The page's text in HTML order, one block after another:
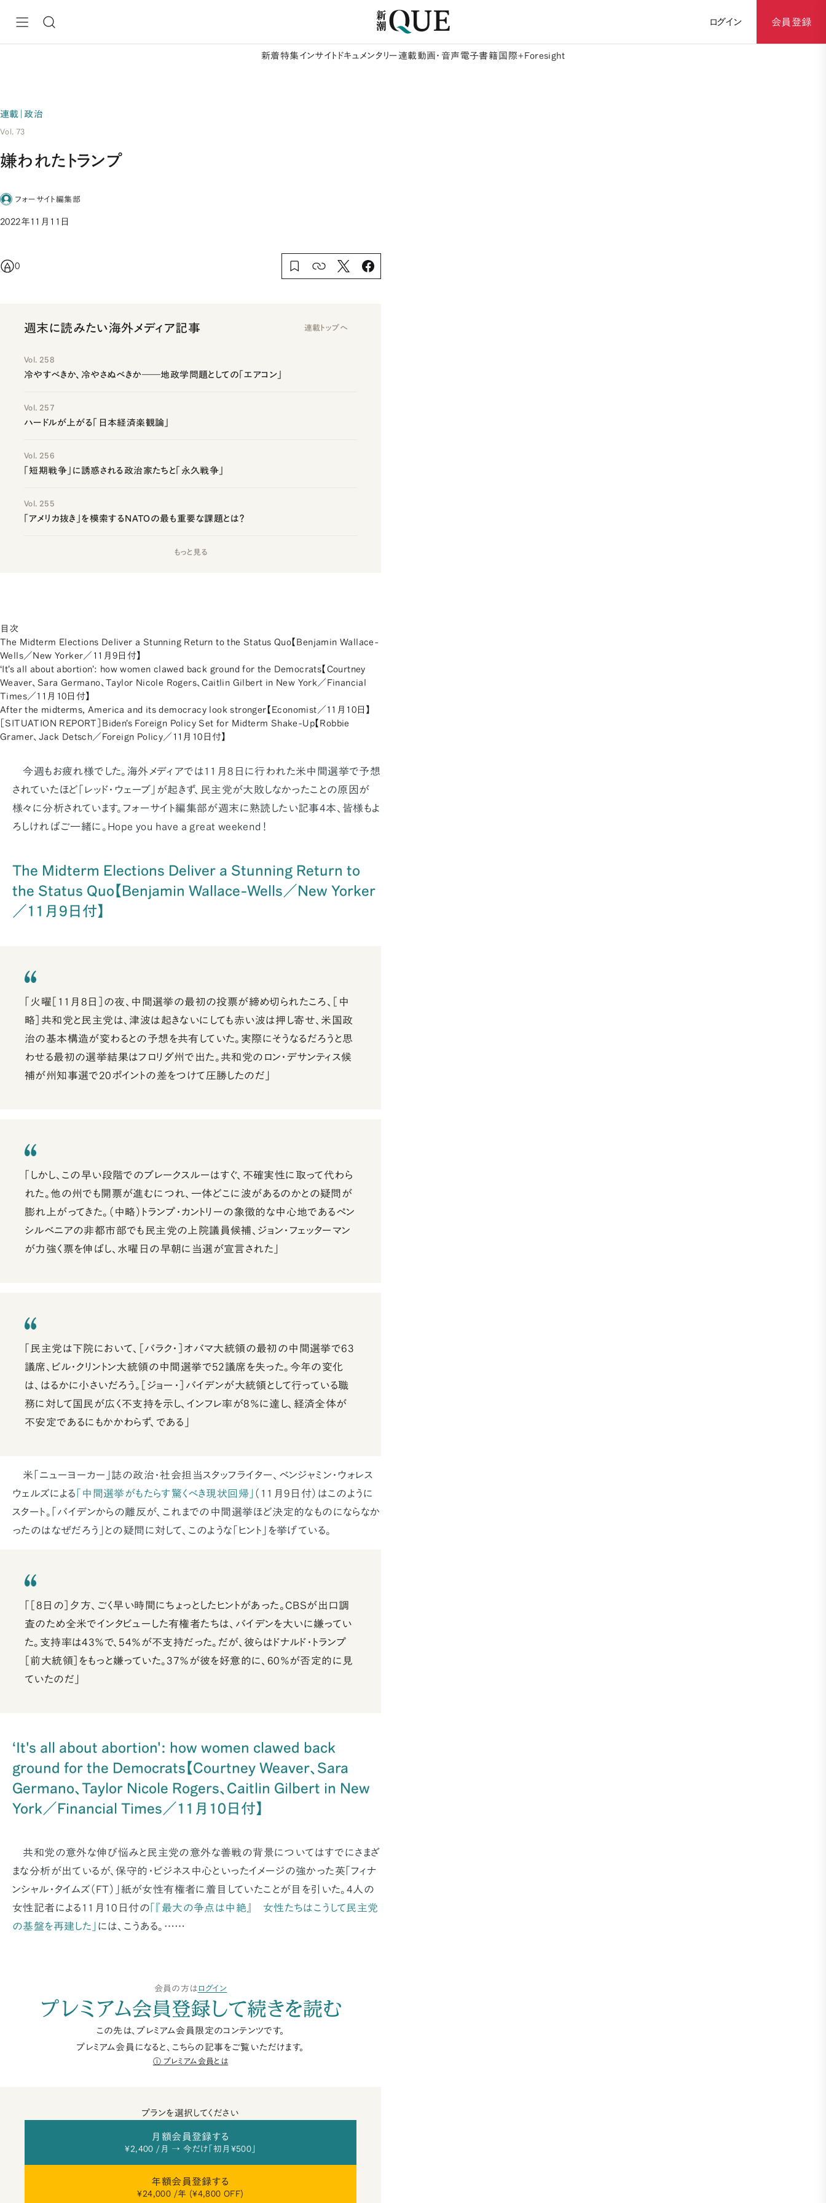
ログイン 会員登録
新着特集 インサイト ドキュメンタリー 連載動画・音声 電子書籍 国際+Foresight
連載｜政治
Vol. 73
嫌われたトランプ
フォーサイト編集部
2022年11月11日
0
週末に読みたい海外メディア記事 連載トップへ
Vol. 258
冷やすべきか、冷やさぬべきか――地政学問題としての「エアコン」
Vol. 257
ハードルが上がる「日本経済楽観論」
Vol. 256
「短期戦争」に誘惑される政治家たちと「永久戦争」
Vol. 255
「アメリカ抜き」を模索するNATOの最も重要な課題とは？
もっと見る
目次
The Midterm Elections Deliver a Stunning Return to the Status Quo【Benjamin Wallace-
Wells／New Yorker／11月9日付】
‘It's all about abortion': how women clawed back ground for the Democrats【Courtney
Weaver、Sara Germano、Taylor Nicole Rogers、Caitlin Gilbert in New York／Financial
Times／11月10日付】
After the midterms, America and its democracy look stronger【Economist／11月10日】
［SITUATION REPORT］Biden's Foreign Policy Set for Midterm Shake-Up【Robbie
Gramer、Jack Detsch／Foreign Policy／11月10日付】
今週もお疲れ様でした。海外メディアでは11月8日に行われた米中間選挙で予想
されていたほど「レッド・ウェーブ」が起きず、民主党が大敗しなかったことの原因が
様々に分析されています。フォーサイト編集部が週末に熟読したい記事4本、皆様もよ
ろしければご一緒に。Hope you have a great weekend！
The Midterm Elections Deliver a Stunning Return to
the Status Quo【Benjamin Wallace-Wells／New Yorker
／11月9日付】
「火曜［11月8日］の夜、中間選挙の最初の投票が締め切られたころ、［中
略］共和党と民主党は、津波は起きないにしても赤い波は押し寄せ、米国政
治の基本構造が変わるとの予想を共有していた。実際にそうなるだろうと思
わせる最初の選挙結果はフロリダ州で出た。共和党のロン・デサンティス候
補が州知事選で20ポイントの差をつけて圧勝したのだ」
「しかし、この早い段階でのブレークスルーはすぐ、不確実性に取って代わら
れた。他の州でも開票が進むにつれ、一体どこに波があるのかとの疑問が
膨れ上がってきた。（中略）トランプ・カントリーの象徴的な中心地であるペン
シルベニアの非都市部でも民主党の上院議員候補、ジョン・フェッターマン
が力強く票を伸ばし、水曜日の早朝に当選が宣言された」
「民主党は下院において、［バラク・］オバマ大統領の最初の中間選挙で63
議席、ビル・クリントン大統領の中間選挙で52議席を失った。今年の変化
は、はるかに小さいだろう。［ジョー・］バイデンが大統領として行っている職
務に対して国民が広く不支持を示し、インフレ率が8％に達し、経済全体が
不安定であるにもかかわらず、である」
米「ニューヨーカー」誌の政治・社会担当スタッフライター、ベンジャミン・ウォレス
ウェルズによる
「中間選挙がもたらす驚くべき現状回帰」 （11月9日付）はこのように
スタート。「バイデンからの離反が、これまでの中間選挙ほど決定的なものにならなか
ったのはなぜだろう」との疑問に対して、このような「ヒント」を挙げている。
「［8日の］夕方、ごく早い時間にちょっとしたヒントがあった。CBSが出口調
査のため全米でインタビューした有権者たちは、バイデンを大いに嫌ってい
た。支持率は43％で、54％が不支持だった。だが、彼らはドナルド・トランプ
［前大統領］をもっと嫌っていた。37％が彼を好意的に、60％が否定的に見
ていたのだ」
‘It's all about abortion': how women clawed back
ground for the Democrats【Courtney Weaver、Sara
Germano、Taylor Nicole Rogers、Caitlin Gilbert in New
York／Financial Times／11月10日付】
共和党の意外な伸び悩みと民主党の意外な善戦の背景についてはすでにさまざ
まな分析が出ているが、保守的・ビジネス中心といったイメージの強かった英「フィナ
ンシャル・タイムズ（FT）」紙が女性有権者に着目していたことが目を引いた。4人の
女性記者による11月10日付の 「『最大の争点は中絶』 女性たちはこうして民主党
の基盤を再建した」 には、こうある。……
会員の方は ログイン
プレミアム会員登録して続きを読む
この先は、プレミアム会員限定のコンテンツです。
プレミアム会員になると、こちらの記事をご覧いただけます。
プレミアム会員とは
プランを選択してください
月額会員登録する
¥2,400 /月 → 今だけ「初月¥500」
年額会員登録する
¥24,000 /年 (¥4,800 OFF)